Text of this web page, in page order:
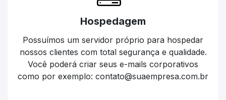
Hospedagem
Possuímos um servidor próprio para hospedar
nossos clientes com total segurança e qualidade.
Você poderá criar seus e-mails corporativos
como por exemplo: contato@suaempresa.com.br